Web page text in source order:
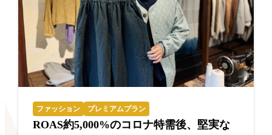
ファッション プレミアムプラン
ROAS約5,000%のコロナ特需後、堅実な